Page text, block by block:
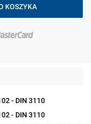
KOSZYKA
- DIN 3110
- DIN 3110